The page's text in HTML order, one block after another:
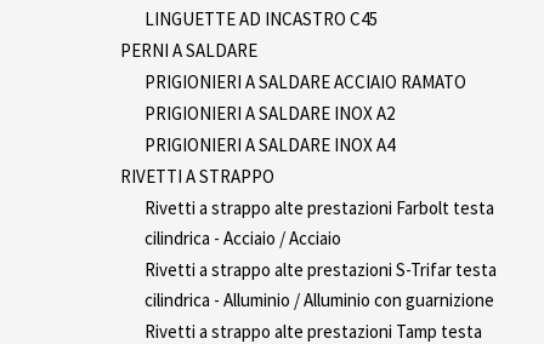
LINGUETTE AD INCASTRO C45
PERNI A SALDARE
PRIGIONIERI A SALDARE ACCIAIO RAMATO
PRIGIONIERI A SALDARE INOX A2
PRIGIONIERI A SALDARE INOX A4
RIVETTI A STRAPPO
Rivetti a strappo alte prestazioni Farbolt testa
cilindrica - Acciaio / Acciaio
Rivetti a strappo alte prestazioni S-Trifar testa
cilindrica - Alluminio / Alluminio con guarnizione
Rivetti a strappo alte prestazioni Tamp testa